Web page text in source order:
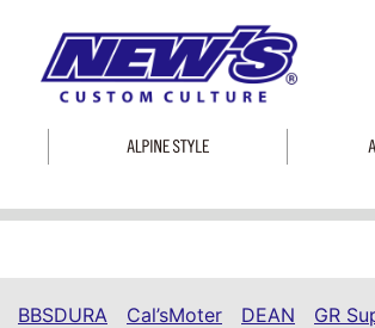
BBSDURA Cal’sMoter DEAN GR